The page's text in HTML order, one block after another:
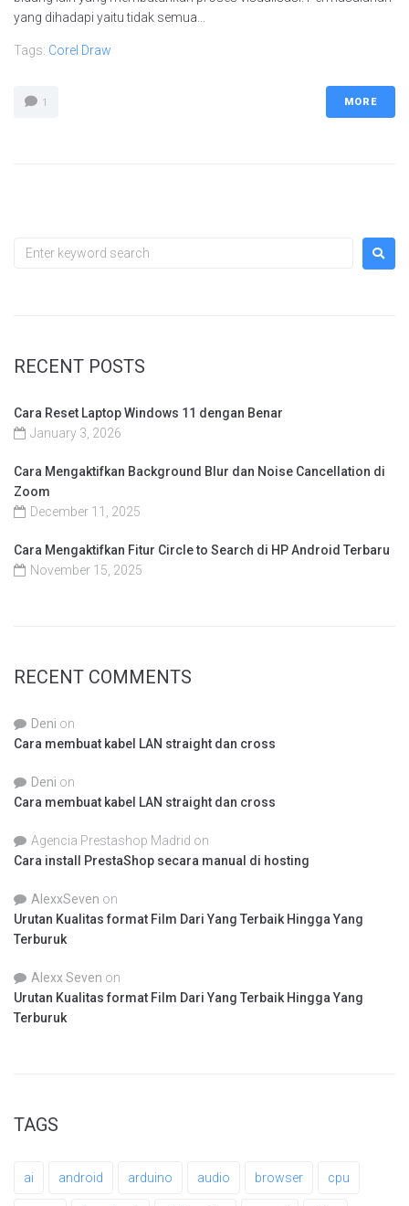
yang dihadapi yaitu tidak semua...
Tags: Corel Draw
1 MORE
RECENT POSTS
Cara Reset Laptop Windows 11 dengan Benar
January 3, 2026
Cara Mengaktifkan Background Blur dan Noise Cancellation di
Zoom
December 11, 2025
Cara Mengaktifkan Fitur Circle to Search di HP Android Terbaru
November 15, 2025
RECENT COMMENTS
Deni on
Cara membuat kabel LAN straight dan cross
Deni on
Cara membuat kabel LAN straight dan cross
Agencia Prestashop Madrid on
Cara install PrestaShop secara manual di hosting
AlexxSeven on
Urutan Kualitas format Film Dari Yang Terbaik Hingga Yang
Terburuk
Alexx Seven on
Urutan Kualitas format Film Dari Yang Terbaik Hingga Yang
Terburuk
TAGS
ai android arduino audio browser cpu